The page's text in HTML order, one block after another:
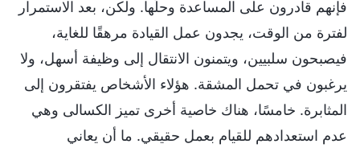
فإنهم قادرون على المساعدة وحلّها. ولكن، بعد الاستمرار
لفترة من الوقت، يجدون عمل القيادة مرهقًا للغاية،
فيصبحون سلبيين، ويتمنون الانتقال إلى وظيفة أسهل، ولا
يرغبون في تحمل المشقة. هؤلاء الأشخاص يفتقرون إلى
المثابرة. خامسًا، هناك خاصية أخرى تميز الكسالى وهي
عدم استعدادهم للقيام بعمل حقيقي. ما أن يعاني